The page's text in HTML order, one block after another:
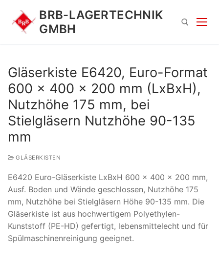
Inhalt
springen
BRB-LAGERTECHNIK
GMBH
Suchen
Gläserkiste E6420, Euro-Format
600 x 400 x 200 mm (LxBxH),
Nutzhöhe 175 mm, bei
Stielgläsern Nutzhöhe 90-135
mm
GLÄSERKISTEN
E6420 Euro-Gläserkiste LxBxH 600 x 400 x 200 mm,
Ausf. Boden und Wände geschlossen, Nutzhöhe 175
mm, Nutzhöhe bei Stielgläsern Höhe 90-135 mm. Die
Gläserkiste ist aus hochwertigem Polyethylen-
Kunststoff (PE-HD) gefertigt, lebensmittelecht und für
Spülmaschinenreinigung geeignet.